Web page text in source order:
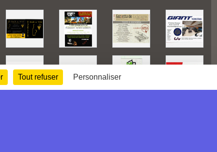
Tout refuser Personnaliser